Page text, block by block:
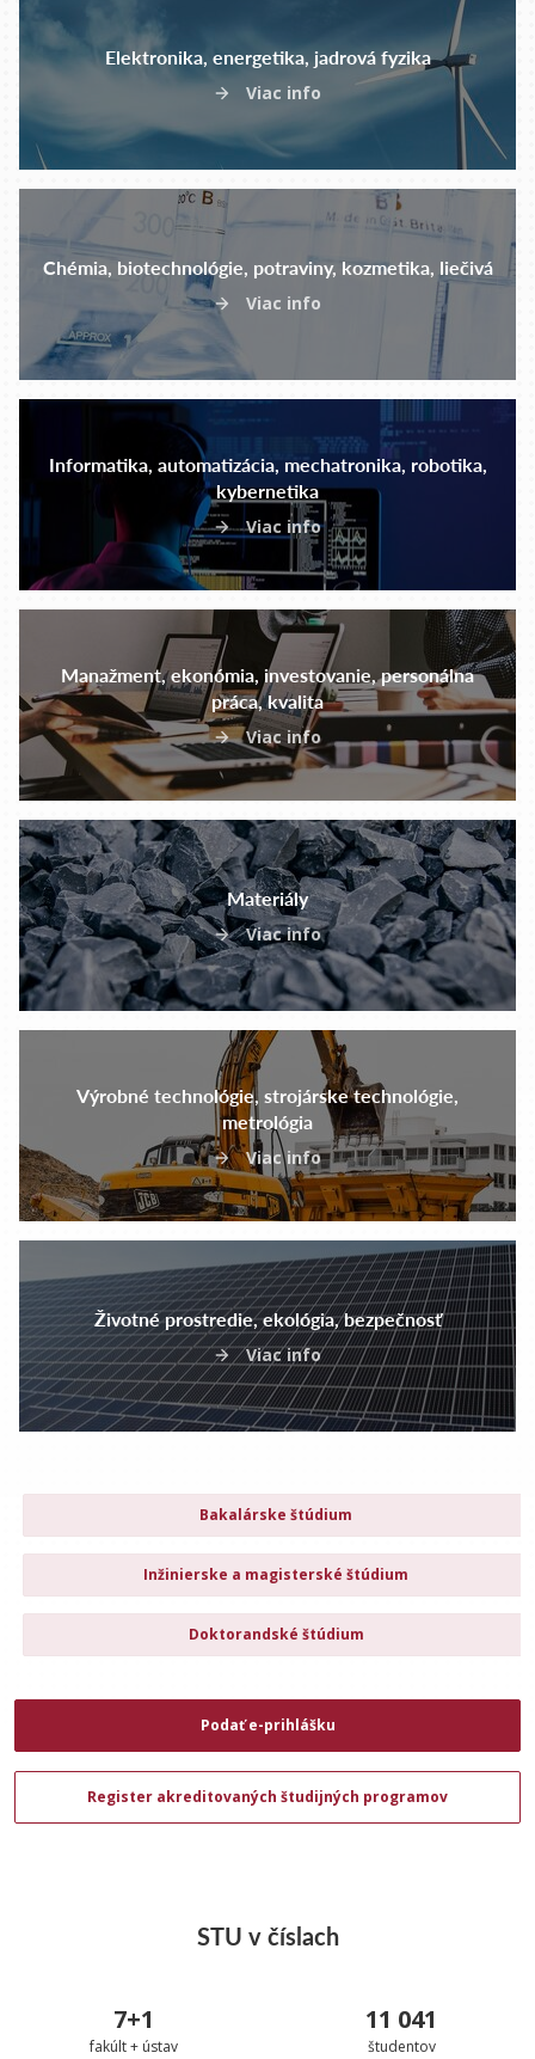
Elektronika, energetika, jadrová fyzika
Viac info
Chémia, biotechnológie, potraviny, kozmetika, liečivá
Viac info
Informatika, automatizácia, mechatronika, robotika,
kybernetika
Viac info
Manažment, ekonómia, investovanie, personálna
práca, kvalita
Viac info
Materiály
Viac info
Výrobné technológie, strojárske technológie,
metrológia
Viac info
Životné prostredie, ekológia, bezpečnosť
Viac info
Bakalárske štúdium
Inžinierske a magisterské štúdium
Doktorandské štúdium
Podať e-prihlášku
Register akreditovaných študijných programov
STU v číslach
7+1
fakúlt + ústav
11 041
študentov